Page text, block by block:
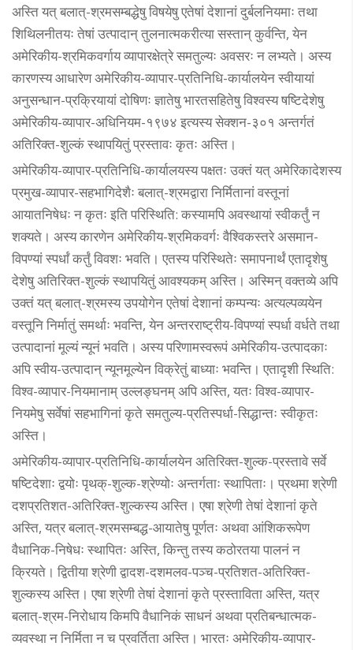
अस्ति यत् बलात्-श्रमसम्बद्धेषु विषयेषु एतेषां देशानां दुर्बलनियमाः तथा
शिथिलनीतयः तेषां उत्पादान् तुलनात्मकरीत्या सस्तान् कुर्वन्ति, येन
अमेरिकीय-श्रमिकवर्गाय व्यापारक्षेत्रे समतुल्यः अवसरः न लभ्यते। अस्य
कारणस्य आधारेण अमेरिकीय-व्यापार-प्रतिनिधि-कार्यालयेन स्वीयायां
अनुसन्धान-प्रक्रियायां दोषिणः ज्ञातेषु भारतसहितेषु विश्वस्य षष्टिदेशेषु
अमेरिकीय-व्यापार-अधिनियम-१९७४ इत्यस्य सेक्शन-३०१ अन्तर्गतं
अतिरिक्त-शुल्कं स्थापयितुं प्रस्तावः कृतः अस्ति।
अमेरिकीय-व्यापार-प्रतिनिधि-कार्यालयस्य पक्षतः उक्तं यत् अमेरिकादेशस्य
प्रमुख-व्यापार-सहभागिदेशैः बलात्-श्रमद्वारा निर्मितानां वस्तूनां
आयातनिषेधः न कृतः इति परिस्थिति: कस्यामपि अवस्थायां स्वीकर्तुं न
शक्यते। अस्य कारणेन अमेरिकीय-श्रमिकवर्गः वैश्विकस्तरे असमान-
विपण्यां स्पर्धां कर्तुं विवशः भवति। एतस्य परिस्थितेः समापनार्थं एतादृशेषु
देशेषु अतिरिक्त-शुल्कं स्थापयितुं आवश्यकम् अस्ति। अस्मिन् वक्तव्ये अपि
उक्तं यत् बलात्-श्रमस्य उपयोगेन एतेषां देशानां कम्पन्यः अत्यल्पव्ययेन
वस्तूनि निर्मातुं समर्थाः भवन्ति, येन अन्तरराष्ट्रीय-विपण्यां स्पर्धा वर्धते तथा
उत्पादानां मूल्यं न्यूनं भवति। अस्य परिणामस्वरूपं अमेरिकीय-उत्पादकाः
अपि स्वीय-उत्पादान् न्यूनमूल्येन विक्रेतुं बाध्याः भवन्ति। एतादृशी स्थिति:
विश्व-व्यापार-नियमानाम् उल्लङ्घनम् अपि अस्ति, यतः विश्व-व्यापार-
नियमेषु सर्वेषां सहभागिनां कृते समतुल्य-प्रतिस्पर्धा-सिद्धान्तः स्वीकृतः
अस्ति।
अमेरिकीय-व्यापार-प्रतिनिधि-कार्यालयेन अतिरिक्त-शुल्क-प्रस्तावे सर्वे
षष्टिदेशाः द्वयोः पृथक्-शुल्क-श्रेण्योः अन्तर्गताः स्थापिताः। प्रथमा श्रेणी
दशप्रतिशत-अतिरिक्त-शुल्कस्य अस्ति। एषा श्रेणी तेषां देशानां कृते
अस्ति, यत्र बलात्-श्रमसम्बद्ध-आयातेषु पूर्णतः अथवा आंशिकरूपेण
वैधानिक-निषेधः स्थापितः अस्ति, किन्तु तस्य कठोरतया पालनं न
क्रियते। द्वितीया श्रेणी द्वादश-दशमलव-पञ्च-प्रतिशत-अतिरिक्त-
शुल्कस्य अस्ति। एषा श्रेणी तेषां देशानां कृते प्रस्ताविता अस्ति, यत्र
बलात्-श्रम-निरोधाय किमपि वैधानिकं साधनं अथवा प्रतिबन्धात्मक-
व्यवस्था न निर्मिता न च प्रवर्तिता अस्ति। भारतः अमेरिकीय-व्यापार-